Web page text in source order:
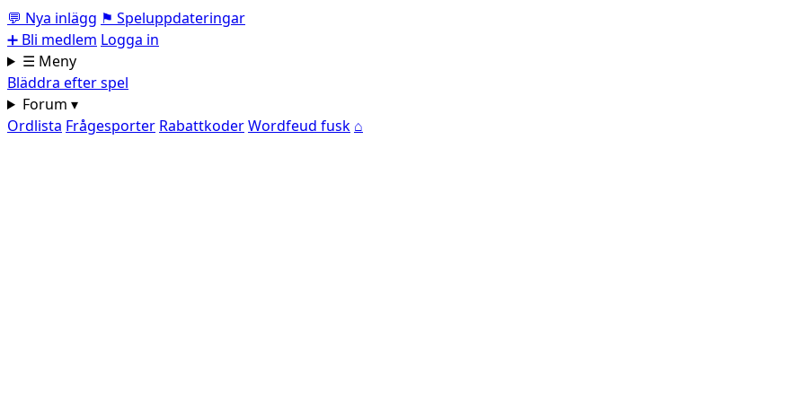
💬 Nya inlägg ⚑ Speluppdateringar
➕ Bli medlem Logga in
☰ Meny
Bläddra efter spel
Forum ▾
Ordlista Frågesporter RabattkoderWordfeud fusk ⌂